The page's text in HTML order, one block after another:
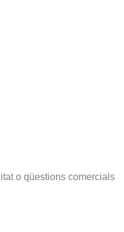
o qüestions comercials